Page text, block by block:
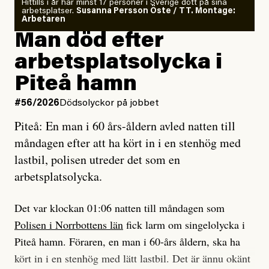
Vem är det som Dagens ETC skriver för?
Vad betyder det att vara en röd, grön och oberoende
tidning?
Vad är bra journalistik?
Ett försök till korta svar som jag hoppas kan förtydliga
för Kuhn och Sassarinis-McGowan och andra hur jag
som chefredaktör ser på Dagens ETC:s uppdrag och
roll.
Vi skriver för våra läsare som vill bli informerade,
överraskade, bekräftade, utmanade – och som kräver
att vi granskar allt och alla.
så säger jag tvärtemot.
Jag lärde mig renovera
enligt uråldrig metod
och lade min sista ungdom
på att laga en gammal bod.
Jag sökte ljuset och meningen,
efter det som var rent, rätt och sant,
och aldrig såg jag det klarare än
när jag ombord på bussen hjälpte en tant.
#23/2026Intervjun
Jesper Lundby: ”Livet i sig
är ganska politiskt”
Hittills i år har minst 17 personer i Sverige dött på sina
arbetsplatser. Susanna Persson Öste / TT. Montage:
Arbetaren
Man död efter
arbetsplatsolycka i
Piteå hamn
#56/2026 Dödsolyckor på jobbet
Piteå: En man i 60 års-åldern avled natten till
måndagen efter att ha kört in i en stenhög med
lastbil, polisen utreder det som en
arbetsplatsolycka.
Det var klockan 01:06 natten till måndagen som
Polisen i Norrbottens län fick larm om singelolycka i
Piteå hamn. Föraren, en man i 60-års åldern, ska ha
kört in i en stenhög med lätt lastbil. Det är ännu okänt